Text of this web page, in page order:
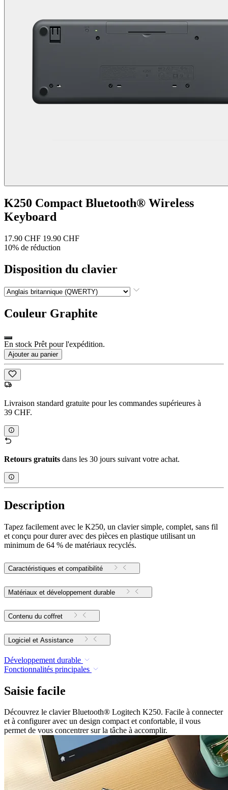
K250 Compact Bluetooth® Wireless
Keyboard
17.90 CHF 19.90 CHF
10% de réduction
Disposition du clavier
Couleur Graphite
En stock Prêt pour l'expédition.
Ajouter au panier
Livraison standard gratuite pour les commandes supérieures à
39 CHF.
Retours gratuits dans les 30 jours suivant votre achat.
Description
Tapez facilement avec le K250, un clavier simple, complet, sans fil
et conçu pour durer avec des pièces en plastique utilisant un
minimum de 64 % de matériaux recyclés.
Caractéristiques et compatibilité
Matériaux et développement durable
Contenu du coffret
Logiciel et Assistance
Développement durable
Fonctionnalités principales
Saisie facile
Découvrez le clavier Bluetooth® Logitech K250. Facile à connecter
et à configurer avec un design compact et confortable, il vous
permet de vous concentrer sur la tâche à accomplir.